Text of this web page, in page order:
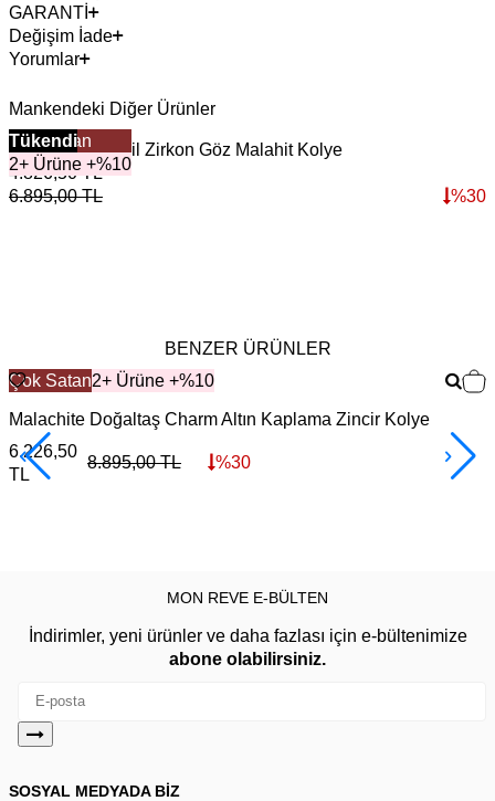
GARANTİ
Değişim İade
Yorumlar
Mankendeki Diğer Ürünler
Çok Satan
2+ Ürüne +%10
Tükendi
Earth Song Yeşil Zirkon Göz Malahit Kolye
4.826,50TL
6.895,00TL %30
BENZER ÜRÜNLER
Çok Satan2+ Ürüne +%10
Malachite Doğaltaş Charm Altın Kaplama Zincir Kolye
6.226,50
TL
8.895,00TL %30
MON REVE E-BÜLTEN
İndirimler, yeni ürünler ve daha fazlası için e-bültenimize
abone olabilirsiniz.
SOSYAL MEDYADA BİZ